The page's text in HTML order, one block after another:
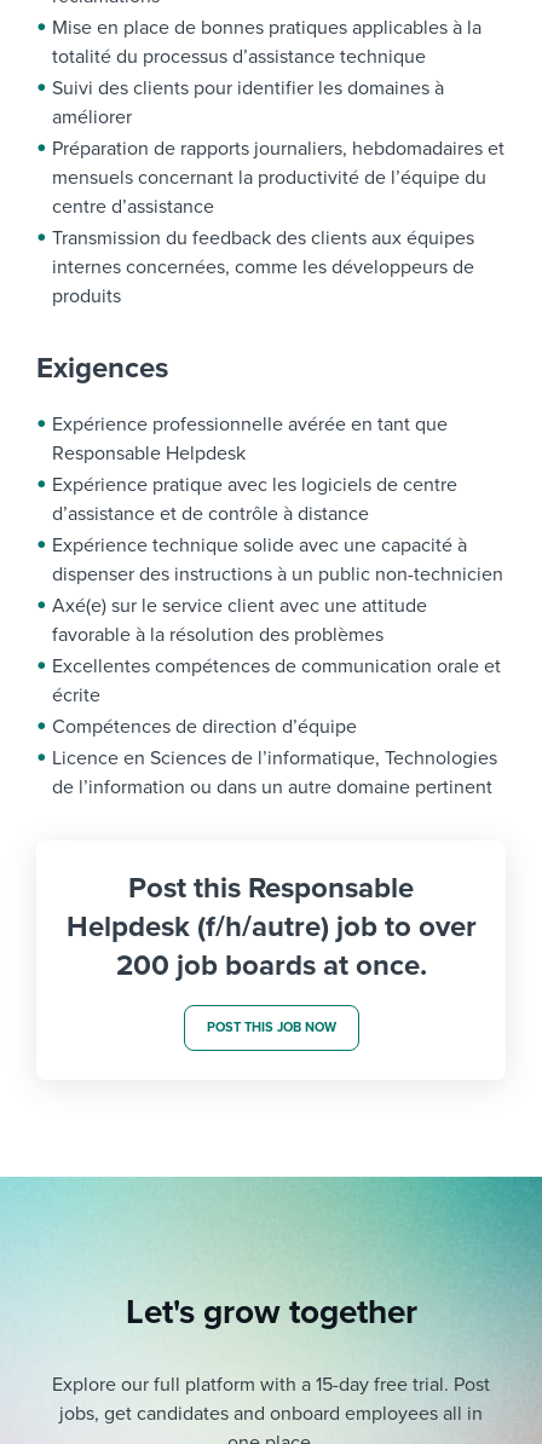
Mise en place de bonnes pratiques applicables à la
totalité du processus d’assistance technique
Suivi des clients pour identifier les domaines à
améliorer
Préparation de rapports journaliers, hebdomadaires et
mensuels concernant la productivité de l’équipe du
centre d’assistance
Transmission du feedback des clients aux équipes
internes concernées, comme les développeurs de
produits
Exigences
Expérience professionnelle avérée en tant que
Responsable Helpdesk
Expérience pratique avec les logiciels de centre
d’assistance et de contrôle à distance
Expérience technique solide avec une capacité à
dispenser des instructions à un public non-technicien
Axé(e) sur le service client avec une attitude
favorable à la résolution des problèmes
Excellentes compétences de communication orale et
écrite
Compétences de direction d’équipe
Licence en Sciences de l’informatique, Technologies
de l’information ou dans un autre domaine pertinent
Post this Responsable
Helpdesk (f/h/autre) job to over
200 job boards at once.
POST THIS JOB NOW
Let's grow together
Explore our full platform with a 15-day free trial. Post
jobs, get candidates and onboard employees all in